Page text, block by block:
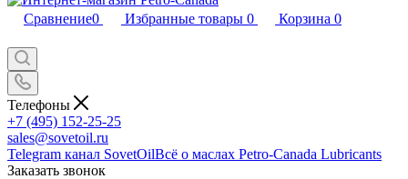
Сравнение0 Избранные товары 0 Корзина 0
Телефоны
+7 (495) 152-25-25
sales@sovetoil.ru
Telegram канал SovetOilВсё о маслах Petro-Canada Lubricants
Заказать звонок